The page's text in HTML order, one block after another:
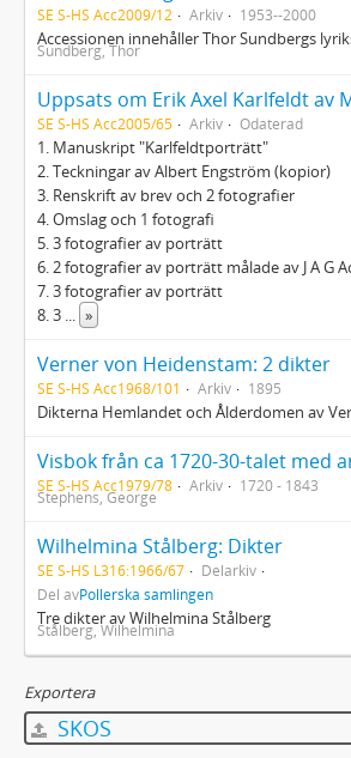
SE S-HS Acc2009/12 Arkiv 1953--2000
Accessionen innehåller Thor Sundbergs
Sundberg, Thor
SE S-HS Acc2005/65 Arkiv Odaterad
1. Manuskript "Karlfeldtporträtt"
2. Teckningar av Albert Engström (kopior)
3. Renskrift av brev och 2 fotografier
4. Omslag och 1 fotografi
5. 3 fotografier av porträtt
6. 2 fotografier av porträtt målade av J A G
7. 3 fotografier av porträtt
8. 3 ... »
Verner von Heidenstam: 2 dikter
SE S-HS Acc1968/101 Arkiv 1895
Dikterna Hemlandet och Ålderdomen av
SE S-HS Acc1979/78 Arkiv 1720 - 1843
Stephens, George
Wilhelmina Stålberg: Dikter
SE S-HS L316:1966/67
Delarkiv
Del avPollerska samlingen
Tre dikter av Wilhelmina Stålberg
Stålberg, Wilhelmina
Exportera
SKOS